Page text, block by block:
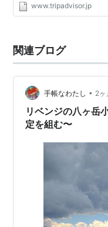
www.tripadvisor.jp
関連ブログ
手帳なわたし • 2ヶ
リベンジの八ヶ岳
定を組む〜